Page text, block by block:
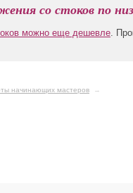
со стоков по
можно еще дешевле.
начинающих мастеров →